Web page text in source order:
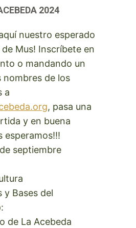
2024
nuestro esperado
Mus! Inscríbete en
o mandando un
nombres de los
a
, pasa una
y en buena
esperamos!!!
septiembre
y Bases del
de La Acebeda